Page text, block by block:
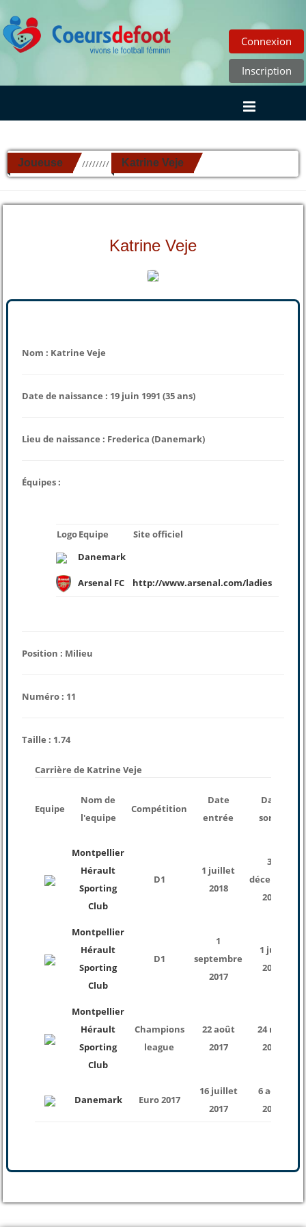
Connexion
Inscription
Joueuse ////////// Katrine Veje
Katrine Veje
Nom : Katrine Veje
Date de naissance : 19 juin 1991 (35 ans)
Lieu de naissance : Frederica (Danemark)
Équipes :
LogoEquipe
Site officiel
Danemark
Arsenal FC http://www.arsenal.com/ladies
Position : Milieu
Numéro : 11
Taille : 1.74
Carrière de Katrine Veje
Equipe
Nom de
l'equipe
Compétition
Date
entrée
Date
sortie
Montpellier
Hérault
Sporting
Club
D1
1 juillet
2018
31
décembre
2018
Montpellier
Hérault
Sporting
Club
D1
1
septembre
2017
1 juin
2018
Montpellier
Hérault
Sporting
Club
Champions
league
22 août
2017
24 mai
2018
Danemark Euro 2017
16 juillet
2017
6 août
2017